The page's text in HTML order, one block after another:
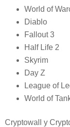
World of
Diablo
Fallout 3
Half Life 2
Skyrim
Day Z
League of
World of
Cryptowall y